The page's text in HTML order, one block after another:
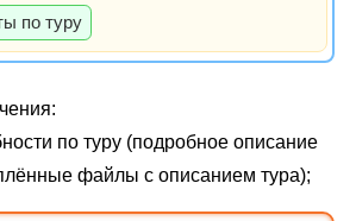
по туру
по туру (подробное описание
файлы с описанием тура);